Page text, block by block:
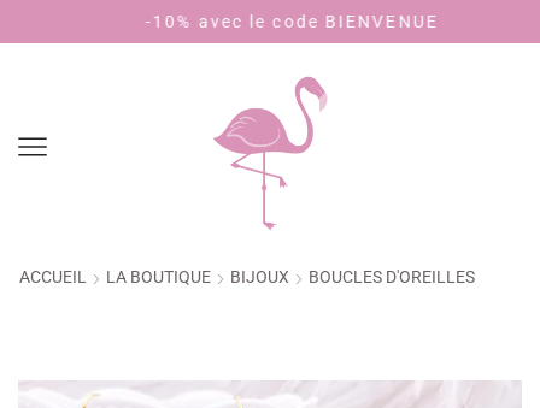
avec le code BIENVENUE Payez en
ACCUEIL LA BOUTIQUE BIJOUX BOUCLES D'OREILLES